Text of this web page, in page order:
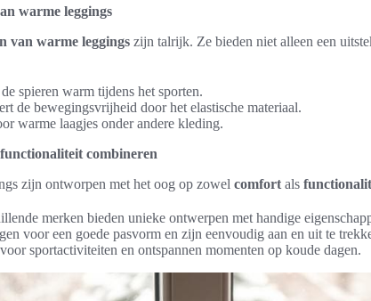
warme leggings
van warme leggings zijn talrijk. Ze bieden niet alleen een
spieren warm tijdens het sporten.
de bewegingsvrijheid door het elastische materiaal.
warme laagjes onder andere kleding.
combineren
zijn ontworpen met het oog op zowel comfort als
merken bieden unieke ontwerpen met handige
voor een goede pasvorm en zijn eenvoudig aan en uit te
sportactiviteiten en ontspannen momenten op koude dagen.